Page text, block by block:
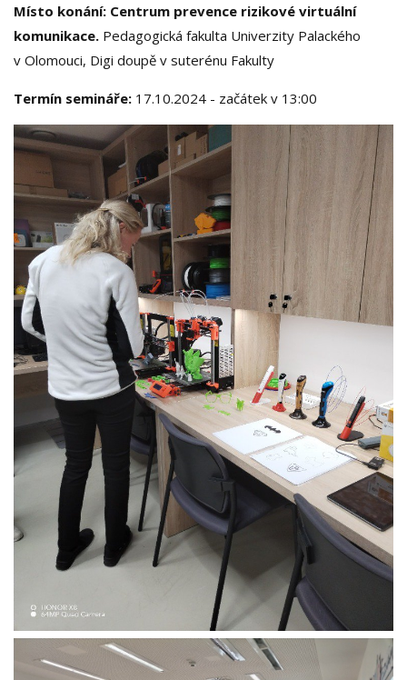
Místo konání: Centrum prevence rizikové virtuální
komunikace. Pedagogická fakulta Univerzity Palackého
v Olomouci, Digi doupě v suterénu Fakulty
Termín semináře: 17.10.2024 - začátek v 13:00